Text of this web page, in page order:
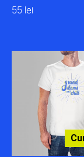
55 lei